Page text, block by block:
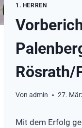
1. HERREN
Rösrath/
Von admin 27.
Mit dem Erfolg